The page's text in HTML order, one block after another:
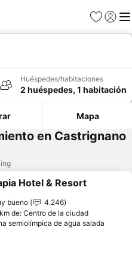
Favoritos
Iniciar
Huéspedes/habitaciones
2 huéspedes, 1 habitación
Mapa
en Castrignano
a favoritos
Hotel & Resort
bueno
4.246
de: Centro de la ciudad
semiolímpica de agua salada